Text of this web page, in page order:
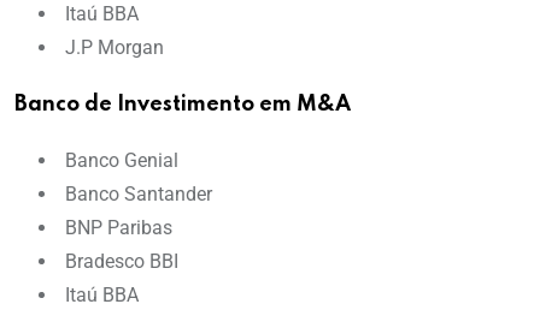
Itaú BBA
J.P Morgan
Banco de Investimento em M&A
Banco Genial
Banco Santander
BNP Paribas
Bradesco BBI
Itaú BBA